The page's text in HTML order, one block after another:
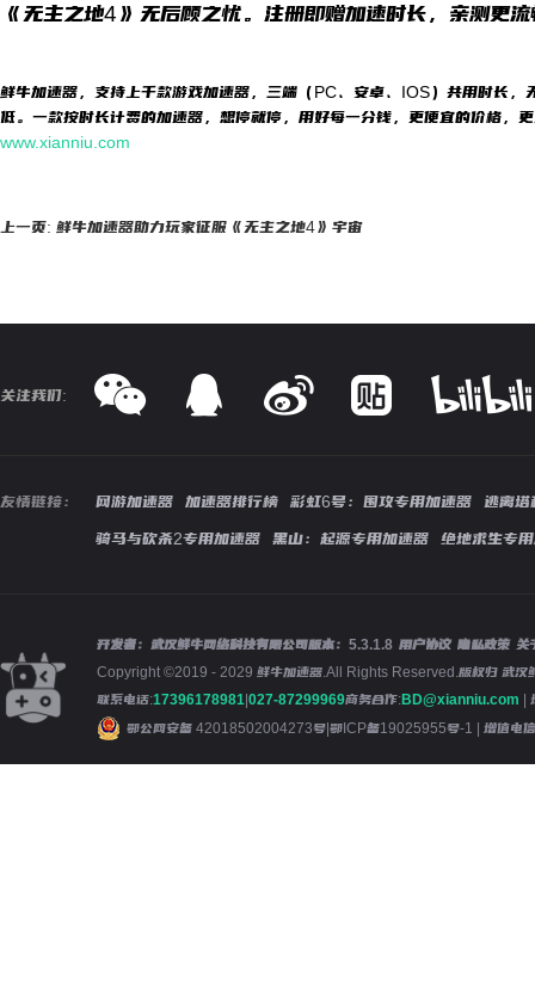
《无主之地4》无后顾之忧。注册即赠加速时长，亲测更
鲜牛加速器，支持上千款游戏加速器，三端（PC、安卓、IOS）共用时长
低。一款按时长计费的加速器，想停就停，用好每一分钱，更便宜的价格，
www.xianniu.com
上一页: 鲜牛加速器助力玩家征服《无主之地4》宇宙
关注我们:
友情链接： 网游加速器 加速器排行榜 彩虹6号：围攻专用加速器
逃离塔
骑马与砍杀2专用加速器
黑山：起源专用加速器 绝地求生专
开发者：武汉鲜牛网络科技有限公司版本： 5.3.1.8 用户协议 隐私政策 关
Copyright ©2019 - 2029 鲜牛加速器.All Rights Reserved.版权归 武汉
联系电话:17396178981 027-87299969商务合作:BD@xianniu.com |
鄂公网安备 42018502004273号 鄂ICP备19025955号-1 | 增值电